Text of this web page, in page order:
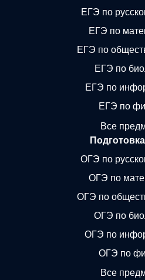
ЕГЭ по
ЕГЭ по
ЕГЭ по
ЕГЭ по
ЕГЭ по
ЕГЭ по
Все
ОГЭ по
ОГЭ по
ОГЭ по
ОГЭ по
ОГЭ по
ОГЭ по
Все